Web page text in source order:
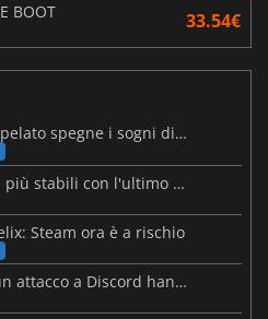
BOOT 33.54€
Steam Frame: il prezzo trapelato spegne i sogni di un VR economico
Palworld: Sunreach e boss più stabili con l'ultimo update
Steam ora è a rischio
Le mappe dei malware e un attacco a Discord hanno colpito Meccha Chameleon